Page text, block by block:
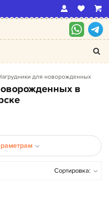
для новорожденных
Сортировка: